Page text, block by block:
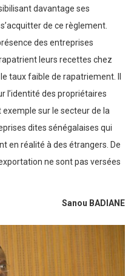
davantage ses
de ce règlement.
des entreprises
leurs recettes chez
taux faible de rapatriement. Il
l’identité des propriétaires
exemple sur le secteur de la
dites sénégalaises qui
en réalité à des étrangers. De
ne sont pas versées
Sanou BADIANE